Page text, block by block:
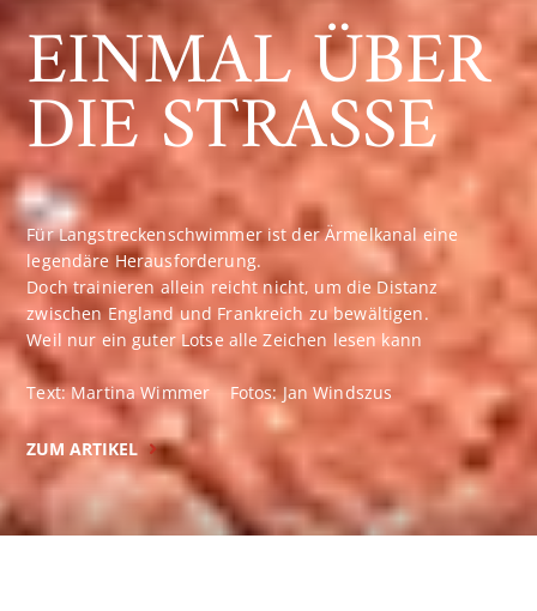
EINMAL ÜBER
DIE STRASSE
Für Langstreckenschwimmer ist der Ärmelkanal eine
legendäre Herausforderung.
Doch trainieren allein reicht nicht, um die Distanz
zwischen England und Frankreich zu bewältigen.
Weil nur ein guter Lotse alle Zeichen lesen kann
Text: Martina Wimmer Fotos: Jan Windszus
ZUM ARTIKEL